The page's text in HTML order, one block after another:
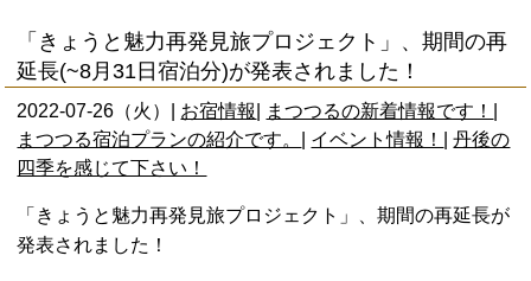
「きょうと魅力再発見旅プロジェクト」、期間の再
延長(~8月31日宿泊分)が発表されました！
2022-07-26（火）| お宿情報 まつつるの新着情報です！
まつつる宿泊プランの紹介です。
イベント情報！ |丹後の
四季を感じて下さい！
「きょうと魅力再発見旅プロジェクト」、期間の再延長が
発表されました！